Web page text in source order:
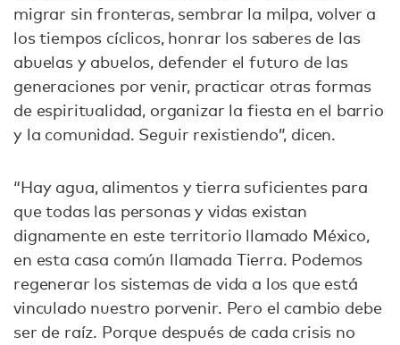
migrar sin fronteras, sembrar la milpa, volver a
los tiempos cíclicos, honrar los saberes de las
abuelas y abuelos, defender el futuro de las
generaciones por venir, practicar otras formas
de espiritualidad, organizar la fiesta en el barrio
y la comunidad. Seguir rexistiendo”, dicen.
“Hay agua, alimentos y tierra suficientes para
que todas las personas y vidas existan
dignamente en este territorio llamado México,
en esta casa común llamada Tierra. Podemos
regenerar los sistemas de vida a los que está
vinculado nuestro porvenir. Pero el cambio debe
ser de raíz. Porque después de cada crisis no